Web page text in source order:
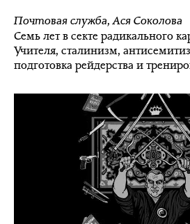
Почтовая служба,Ася Соколова
Семь лет в секте радикального
Учителя, сталинизм,
подготовка рейдерства и